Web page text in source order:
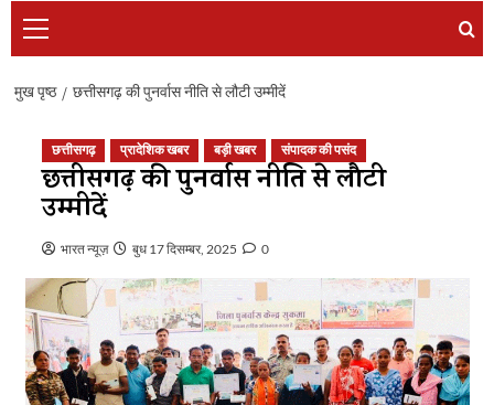
सूची
मुख पृष्ठ छत्तीसगढ़ की पुनर्वास नीति से लौटी उम्मीदें
छत्तीसगढ़ प्रादेशिक खबर बड़ी खबर संपादक की पसंद
छत्तीसगढ़ की पुनर्वास नीति से लौटी
उम्मीदें
भारत न्यूज़ बुध 17 दिसम्बर, 2025 0